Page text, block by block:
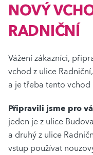
NOVÝ
RADNIČNÍ
Vážení zákazníci,
vchod z ulice
a je třeba tento vchod
Připravili jsme pro
jeden je z ulice
a druhý z ulice
vstup používat